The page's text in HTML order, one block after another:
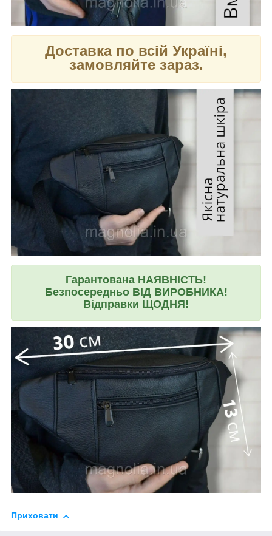
Доставка по всій Україні,
замовляйте зараз.
Гарантована НАЯВНІСТЬ!
Безпосередньо ВІД ВИРОБНИКА!
Відправки ЩОДНЯ!
Приховати